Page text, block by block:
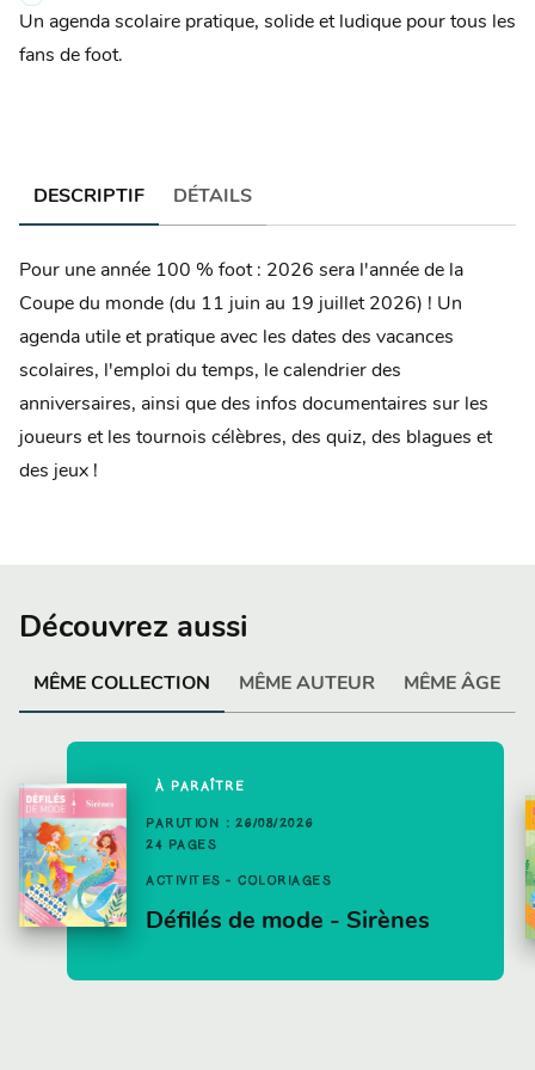
Un agenda scolaire pratique, solide et ludique pour tous les
fans de foot.
DESCRIPTIF DÉTAILS
Pour une année 100 % foot : 2026 sera l'année de la
Coupe du monde (du 11 juin au 19 juillet 2026) ! Un
agenda utile et pratique avec les dates des vacances
scolaires, l'emploi du temps, le calendrier des
anniversaires, ainsi que des infos documentaires sur les
joueurs et les tournois célèbres, des quiz, des blagues et
des jeux !
Découvrez aussi
MÊME COLLECTION MÊME AUTEUR MÊME ÂGE
À PARAÎTRE
PARUTION : 26/08/2026
24 PAGES
ACTIVITÉS - COLORIAGES
Défilés de mode - Sirènes